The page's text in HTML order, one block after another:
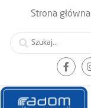
Strona główna